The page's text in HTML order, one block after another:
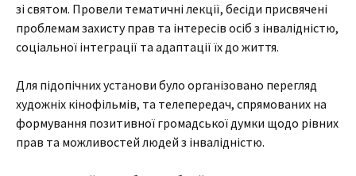
зі святом. Провели тематичні лекції, бесіди присвячені
проблемам захисту прав та інтересів осіб з інвалідністю,
соціальної інтеграції та адаптації їх до життя.
Для підопічних установи було організовано перегляд
художніх кінофільмів, та телепередач, спрямованих на
формування позитивної громадської думки щодо рівних
прав та можливостей людей з інвалідністю.